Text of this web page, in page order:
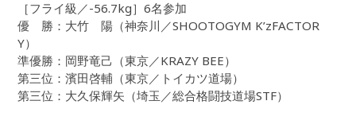
［フライ級／-56.7kg］6名参加
優 勝：大竹 陽（神奈川／SHOOTOGYM K’zFACTOR
Y）
準優勝：岡野竜己（東京／KRAZY BEE）
第三位：濱田啓輔（東京／トイカツ道場）
第三位：大久保輝矢（埼玉／総合格闘技道場STF）